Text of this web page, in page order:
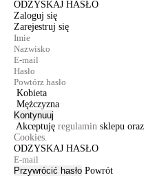
ODZYSKAJ HASŁO
Zaloguj się
Zarejestruj się
Kobieta
Mężczyzna
Kontynuuj
Akceptuję regulamin sklepu oraz
Cookies.
ODZYSKAJ HASŁO
Przywrócić hasło Powrót